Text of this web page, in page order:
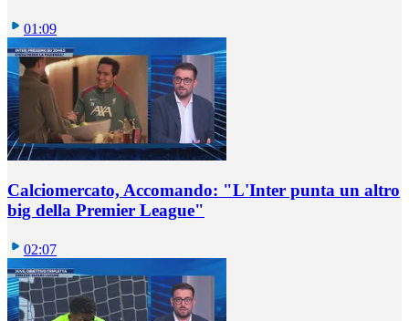
01:09
Calciomercato, Accomando: "L'Inter punta un altro
big della Premier League"
02:07